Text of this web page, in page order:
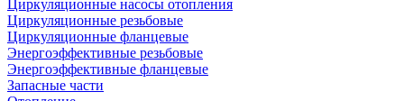
Циркуляционные насосы отопления
Циркуляционные резьбовые
Циркуляционные фланцевые
Энергоэффективные резьбовые
Энергоэффективные фланцевые
Запасные части